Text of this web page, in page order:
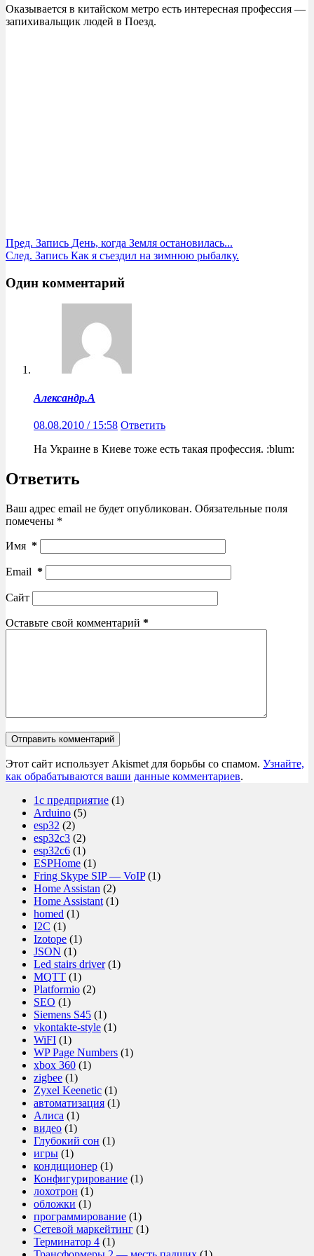
Оказывается в китайском метро есть интересная профессия —
запихивальщик людей в Поезд.
Пред. Запись День, когда Земля остановилась...
След. Запись Как я съездил на зимнюю рыбалку.
Один комментарий
Александр.А
08.08.2010 / 15:58 Ответить
На Украине в Киеве тоже есть такая профессия. :blum:
Ответить
Ваш адрес email не будет опубликован. Обязательные поля
помечены *
Имя *
Email *
Сайт
Оставьте свой комментарий *
Отправить комментарий
Этот сайт использует Akismet для борьбы со спамом. Узнайте,
как обрабатываются ваши данные комментариев.
1с предприятие (1)
Arduino (5)
esp32 (2)
esp32c3 (2)
esp32c6 (1)
ESPHome (1)
Fring Skype SIP — VoIP(1)
Home Assistan (2)
Home Assistant (1)
homed (1)
I2C (1)
Izotope (1)
JSON (1)
Led stairs driver(1)
MQTT (1)
Platformio (2)
SEO (1)
Siemens S45 (1)
vkontakte-style (1)
WiFI (1)
WP Page Numbers (1)
xbox 360 (1)
zigbee (1)
Zyxel Keenetic (1)
автоматизация (1)
Алиса (1)
видео (1)
Глубокий сон (1)
игры (1)
кондиционер (1)
Конфигурирование (1)
лохотрон (1)
обложки (1)
программирование (1)
Сетевой маркейтинг (1)
Терминатор 4 (1)